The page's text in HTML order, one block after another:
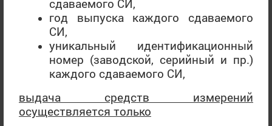
сдаваемого СИ,
год выпуска каждого сдаваемого
СИ,
уникальный идентификационный
номер (заводской, серийный и пр.)
каждого сдаваемого СИ,
выдача средств измерений
осуществляется только